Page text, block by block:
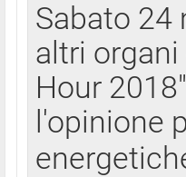
Sabato 24
altri
Hour
l'opinione